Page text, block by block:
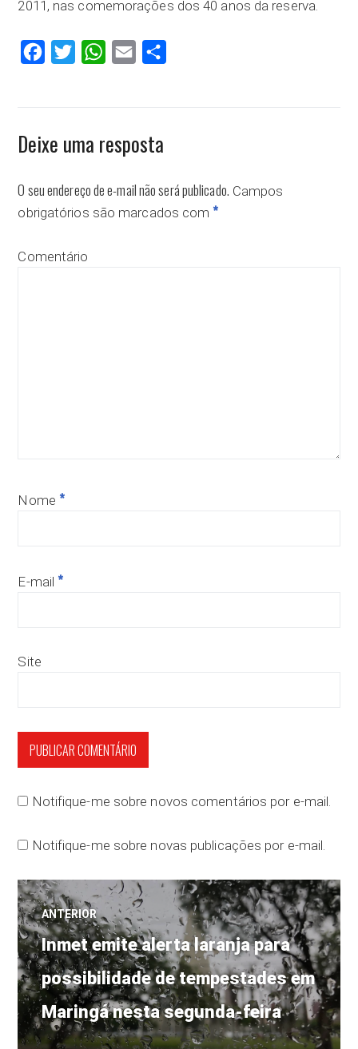
2011, nas comemorações dos 40 anos da reserva.
FacebookTwitter WhatsApp
Email
Deixe uma resposta
O seu endereço de e-mail não será publicado. Campos
obrigatórios são marcados com *
Comentário
Nome *
E-mail *
Site
Notifique-me sobre novos comentários por e-mail.
Notifique-me sobre novas publicações por e-mail.
Navegação
de
Post
ANTERIOR
Post
anterior:
Inmet emite alerta laranja para
possibilidade de tempestades em
Maringá nesta segunda-feira